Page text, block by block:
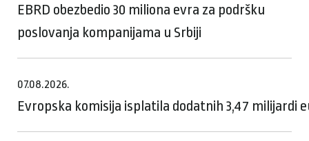
EBRD obezbedio 30 miliona evra za podršku
poslovanja kompanijama u Srbiji
07.08.2026.
Evropska komisija isplatila dodatnih 3,47 milijardi